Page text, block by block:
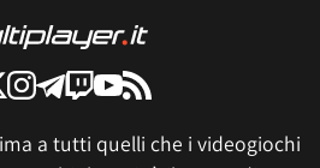
a tutti quelli che i videogiochi